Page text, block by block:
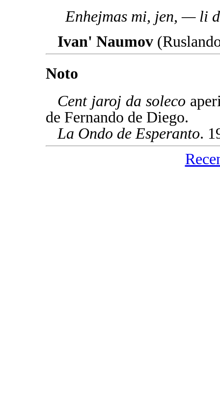
Enhejmas mi, jen, — li
Ivan' Naumov
Noto
Cent jaroj da soleco
de Fernando de Diego.
La Ondo de Esperanto.